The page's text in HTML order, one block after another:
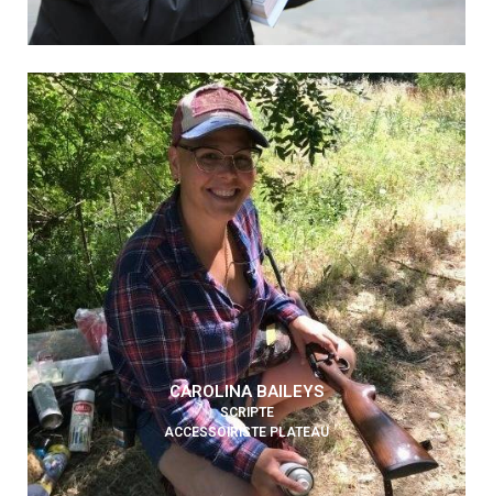
CAROLINA BAILEYS
SCRIPTE
ACCESSOIRISTE PLATEAU